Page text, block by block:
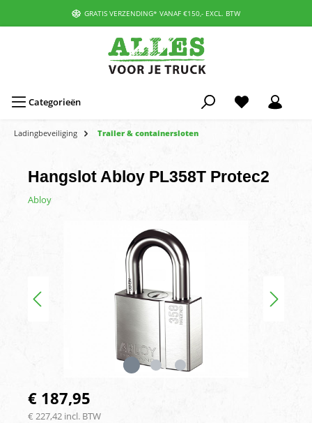
GRATIS VERZENDING* VANAF €150,- EXCL. BTW
Categorieën
Ladingbeveiliging Trailer & containersloten
Hangslot Abloy PL358T Protec2
Abloy
€ 187,95
€ 227,42 incl. BTW